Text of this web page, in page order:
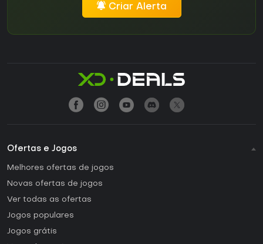
Criar Alerta
Ofertas e Jogos
Melhores ofertas de jogos
Novas ofertas de jogos
Ver todas as ofertas
Jogos populares
Jogos grátis